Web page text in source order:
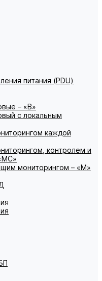
питания (PDU)
– «В»
с локальным
каждой
контролем и
мониторингом – «М»